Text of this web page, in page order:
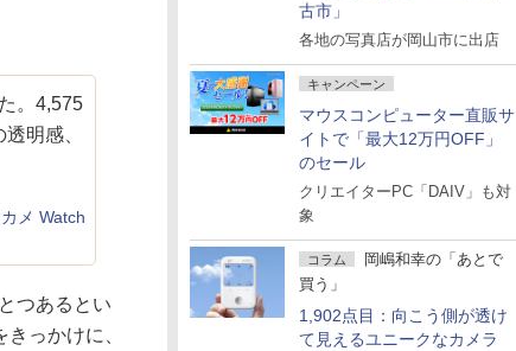
古市」
各地の写真店が岡山市に出店
キャンペーン
マウスコンピューター直販サ
イトで「最大12万円OFF」
のセール
クリエイターPC「DAIV」も対
象
コラム
岡嶋和幸の「あとで
買う」
1,902点目：向こう側が透け
て見えるユニークなカメラ
。4,575
明感、
メ Watch
つあるとい
っかけに、